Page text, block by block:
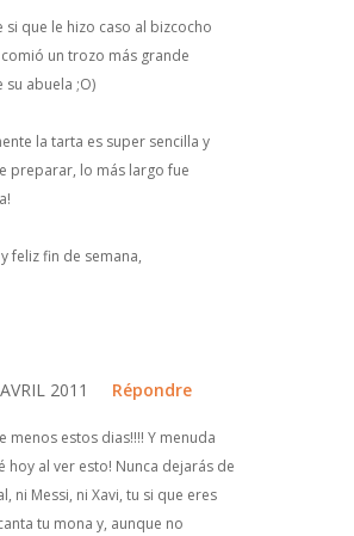
si que le hizo caso al bizcocho
un trozo más grande
su abuela ;O)
la tarta es super sencilla y
preparar, lo más largo fue
feliz fin de semana,
2011 Répondre
menos estos dias!!!! Y menuda
hoy al ver esto! Nunca dejarás de
ni Messi, ni Xavi, tu si que eres
tu mona y, aunque no